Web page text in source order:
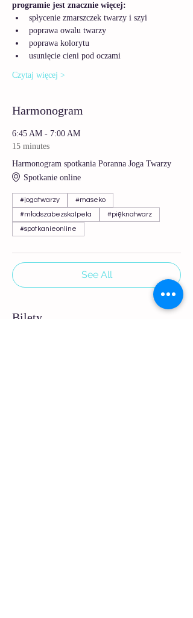
programie jest znacznie więcej:
spłycenie zmarszczek twarzy i szyi
poprawa owalu twarzy
poprawa kolorytu
usunięcie cieni pod oczami
Czytaj więcej >
Harmonogram
6:45 AM - 7:00 AM
15 minutes
Harmonogram spotkania Poranna Joga Twarzy
Spotkanie online
#jogatwarzy
#maseko
#młodszabezskalpela
#pięknatwarz
#spotkanieonline
See All
Bilety